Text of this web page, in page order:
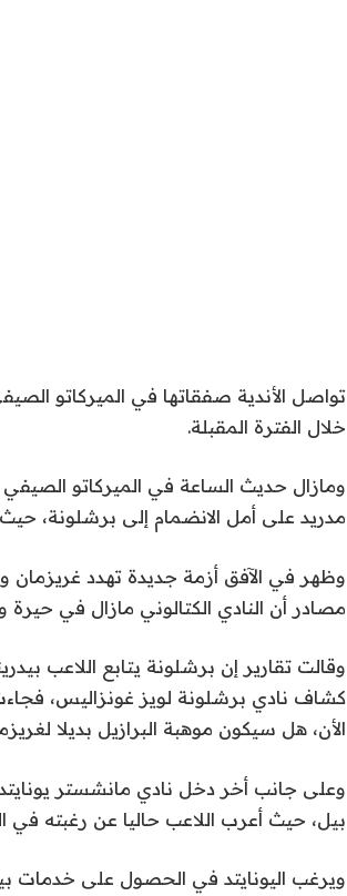
خلال الفترة المقبلة.
مدريد على أمل الانضمام إلى برشلونة،
وظهر في الآفق أزمة جديدة تهدد
مصادر أن النادي الكتالوني مازال في
وقالت تقارير إن برشلونة يتابع اللاعب
كشاف نادي برشلونة لويز غونزاليس، فجاءت
الأن، هل سيكون موهبة البرازيل بديلا
وعلى جانب أخر دخل نادي مانشستر يونايتد
بيل، حيث أعرب اللاعب حاليا عن رغبته في
ويرغب اليونايتد في الحصول على خدمات